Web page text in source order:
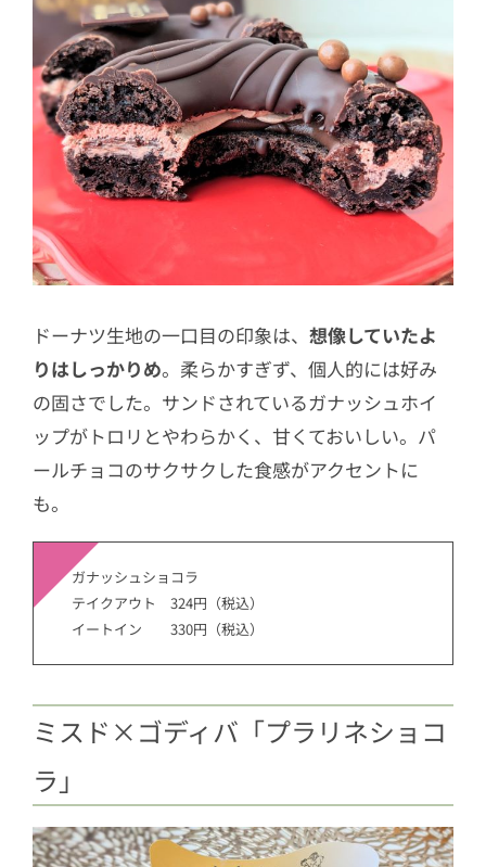
ドーナツ生地の一口目の印象は、 想像していたよ
りはしっかりめ。柔らかすぎず、個人的には好み
の固さでした。サンドされているガナッシュホイ
ップがトロリとやわらかく、甘くておいしい。パ
ールチョコのサクサクした食感がアクセントに
も。
ガナッシュショコラ
テイクアウト 324円（税込）
イートイン 330円（税込）
ミスド×ゴディバ「プラリネショコ
ラ」